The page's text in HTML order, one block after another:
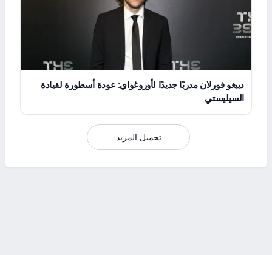
دييغو فورلان مدربًا جديدًا لأوروغواي: عودة أسطورة لقيادة
السيليستي
تحميل المزيد